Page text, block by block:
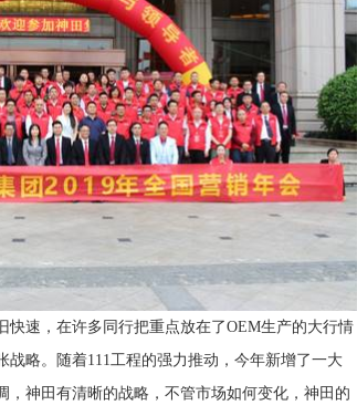
速，在许多同行把重点放在了OEM生产的大行情
战略。随着111工程的强力推动，今年新增了一大
，神田有清晰的战略，不管市场如何变化，神田的